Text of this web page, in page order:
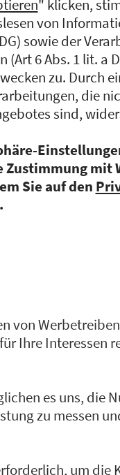
nächste Level
Berater für
Infopoint für
werden.
Bereits heute
und
von
Avatare
Banken
Neben seiner
ist Christian
Er hat unter
Schwaben